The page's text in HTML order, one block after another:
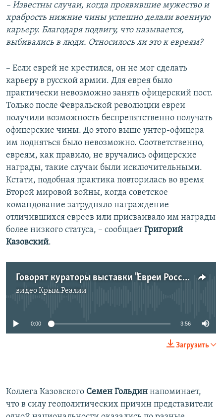
– Известны случаи, когда проявившие мужество и
храбрость нижние чины успешно делали военную
карьеру. Благодаря подвигу, что называется,
выбивались в люди. Относилось ли это к евреям?
– Если еврей не крестился, он не мог сделать
карьеру в русской армии. Для еврея было
практически невозможно занять офицерский пост.
Только после Февральской революции евреи
получили возможность беспрепятственно получать
офицерские чины. До этого выше унтер-офицера
им подняться было невозможно. Соответственно,
евреям, как правило, не вручались офицерские
награды, такие случаи были исключительными.
Кстати, подобная практика повторилась во время
Второй мировой войны, когда советское
командование затрудняло награждение
отличившихся евреев или присваивало им награды
более низкого статуса, – сообщаетГригорий
Казовский.
Говорят кураторы выставки "Евреи России и Первая мировая война"
видеоКрым.Реалии
0:00 3:56
Загрузить
Коллега Казовского Семен Гольдин напоминает,
что в силу геополитических причин представители